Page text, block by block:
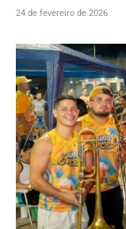
24 de fevereiro de 2026